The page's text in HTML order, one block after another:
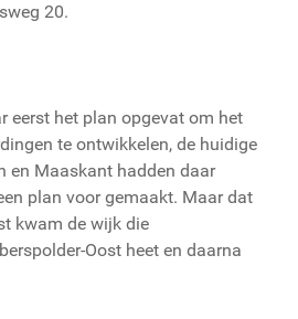
20.
eerst het plan opgevat om het
te ontwikkelen, de huidige
en Maaskant hadden daar
plan voor gemaakt. Maar dat
kwam de wijk die
Oost heet en daarna